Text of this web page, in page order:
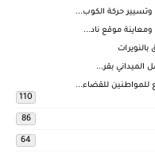
حركة الكوب...
موقع ناد...
الميداني بقر...
للمواطنين للقضاء...
110
86
64